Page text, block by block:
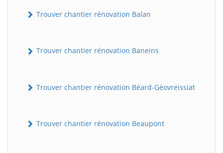
Trouver chantier rénovation Balan
Trouver chantier rénovation Baneins
Trouver chantier rénovation Béard-Géovreissiat
Trouver chantier rénovation Beaupont